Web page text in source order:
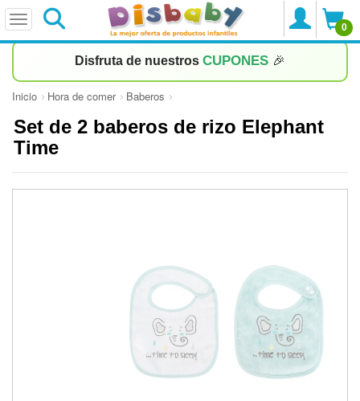
0
Disfruta de nuestros CUPONES 🎉
Inicio Hora de comer Baberos
Set de 2 baberos de rizo Elephant
Time